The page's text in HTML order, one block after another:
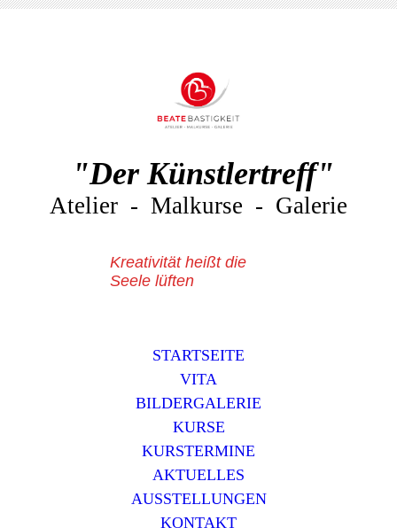
"Der Künstlertreff"
Atelier - Malkurse - Galerie
Kreativität heißt die
Seele lüften
STARTSEITE
VITA
BILDERGALERIE
KURSE
KURSTERMINE
AKTUELLES
AUSSTELLUNGEN
KONTAKT